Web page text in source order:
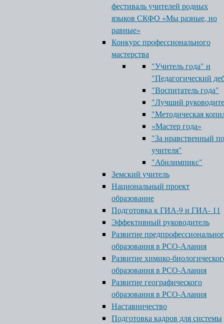
фестиваль учителей родных
языков СКФО «Мы разные, но
равные»
Конкурс профессионального
мастерства
"Учитель года" и
"Педагогический
"Воспитатель года"
"Лучший
"Методическая
«Мастер года»
"За нравственный
учителя"
"Абилимпикс"
Земский учитель
Национальный проект
образование
Подготовка к ГИА-9 и ГИА- 11
Эффективный руководитель
Развитие
образования в РСО-Алания
Развитие химико-
образования в РСО-Алания
Развитие географического
образования в РСО-Алания
Наставничество
Подготовка кадров для системы